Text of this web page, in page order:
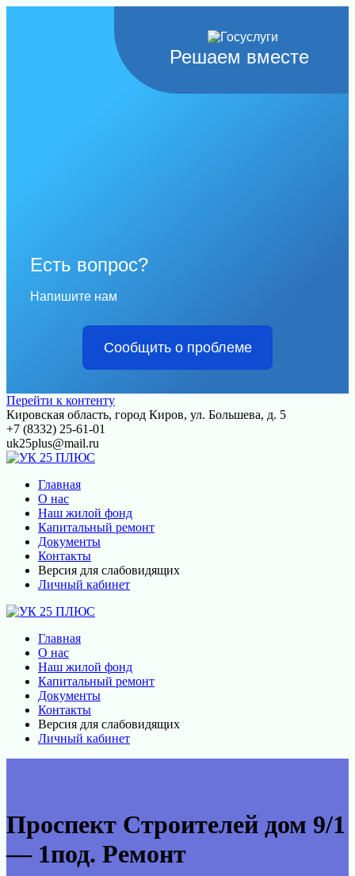
Решаем вместе
Есть вопрос?
Напишите нам
Сообщить о проблеме
Перейти к контенту
Кировская область, город Киров, ул. Большева, д. 5
+7 (8332) 25-61-01
uk25plus@mail.ru
Главная
О нас
Наш жилой фонд
Капитальный ремонт
Документы
Контакты
Версия для слабовидящих
Личный кабинет
Главная
О нас
Наш жилой фонд
Капитальный ремонт
Документы
Контакты
Версия для слабовидящих
Личный кабинет
Проспект Строителей дом 9/1
— 1под. Ремонт